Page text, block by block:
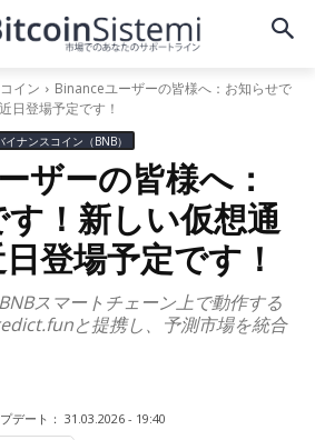
イン
Binanceユーザーの皆様へ：お知らせで
日登場予定です！
イナンスコイン（BNB）
ザーの皆様へ：
！新しい仮想通
登場予定です！
スマートチェーン上で動作する
と提携し、予測市場を統合
デート： 31.03.2026 - 19:40